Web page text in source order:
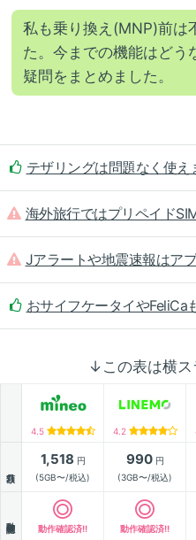
私も乗り換え(MNP)前は
た。今までの機能はどう
疑問をまとめました。
テザリングは問題なく使え
海外旅行ではプリペイド
Jアラートや地震速報はア
おサイフケータイやFeliCa
↓この表は横ス
4.5 4.2
1,518 円
(5GB〜/税込)
990円
(3GB〜/税込)
動作確認済!! 動作確認済!!